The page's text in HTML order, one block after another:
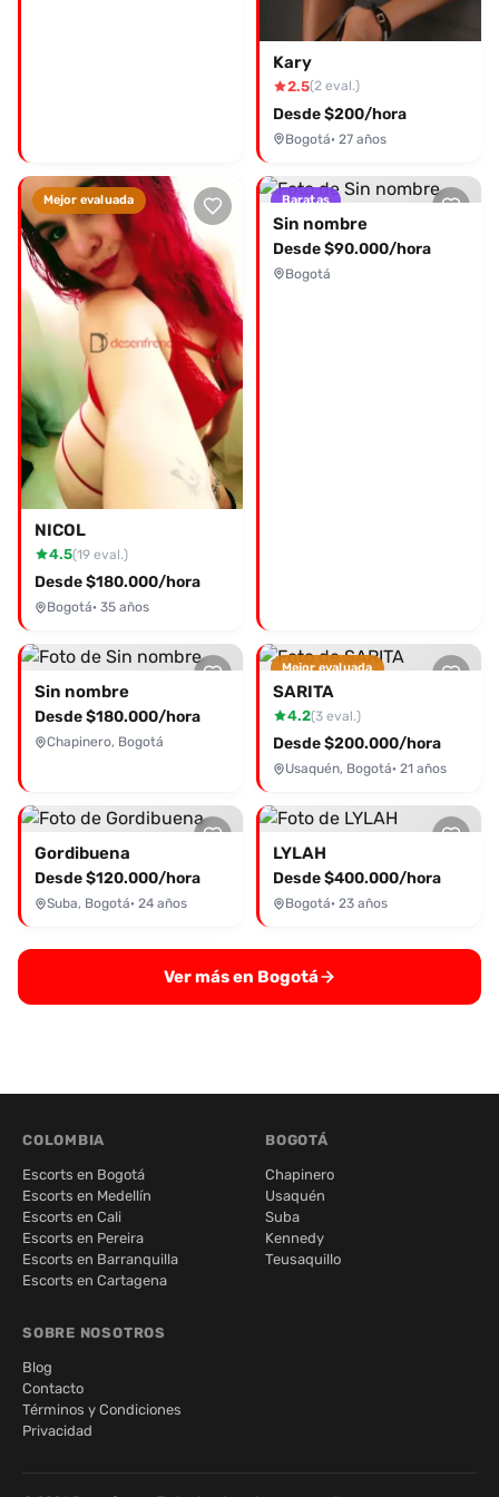
Kary
2.5(2 eval.)
Desde $200/hora
Bogotá· 27 años
Mejor evaluada
NICOL
4.5(19 eval.)
Desde $180.000/hora
Bogotá· 35 años
Baratas
Sin nombre
Desde $90.000/hora
Bogotá
Sin nombre
Desde $180.000/hora
Chapinero, Bogotá
Mejor evaluada
SARITA
4.2(3 eval.)
Desde $200.000/hora
Usaquén, Bogotá· 21 años
Gordibuena
Desde $120.000/hora
Suba, Bogotá· 24 años
LYLAH
Desde $400.000/hora
Bogotá· 23 años
Ver más en Bogotá
COLOMBIA
Escorts en Bogotá
Escorts en Medellín
Escorts en Cali
Escorts en Pereira
Escorts en Barranquilla
Escorts en Cartagena
BOGOTÁ
Chapinero
Usaquén
Suba
Kennedy
Teusaquillo
SOBRE NOSOTROS
Blog
Contacto
Términos y Condiciones
Privacidad